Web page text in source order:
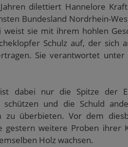
dilettiert Hannelore
Bundesland Nordrhein-
weist sie mit ihrem hohlen
Schulz auf, der sich
Sie verantwortet unter
dabei nur die Spitze der
schützen und die Schuld
zu überbieten. Vor dem
gestern weitere Proben ihrer
Holz wachsen.